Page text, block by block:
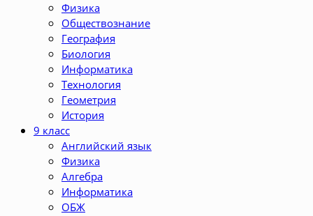
Физика
Обществознание
География
Биология
Информатика
Технология
Геометрия
История
9 класс
Английский язык
Физика
Алгебра
Информатика
ОБЖ